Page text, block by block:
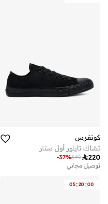
كونفرس
تشاك تايلور أول ستار
220
349
-37%
توصيل مجاني
05:20 :00